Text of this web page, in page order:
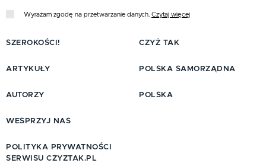
Wyrażam zgodę na przetwarzanie danych. Czytaj więcej
SZEROKOŚCI!
ARTYKUŁY
AUTORZY
CZYŻ TAK
POLSKA SAMORZĄDNA
POLSKA
WESPRZYJ NAS
POLITYKA PRYWATNOŚCI
SERWISU CZYZTAK.PL